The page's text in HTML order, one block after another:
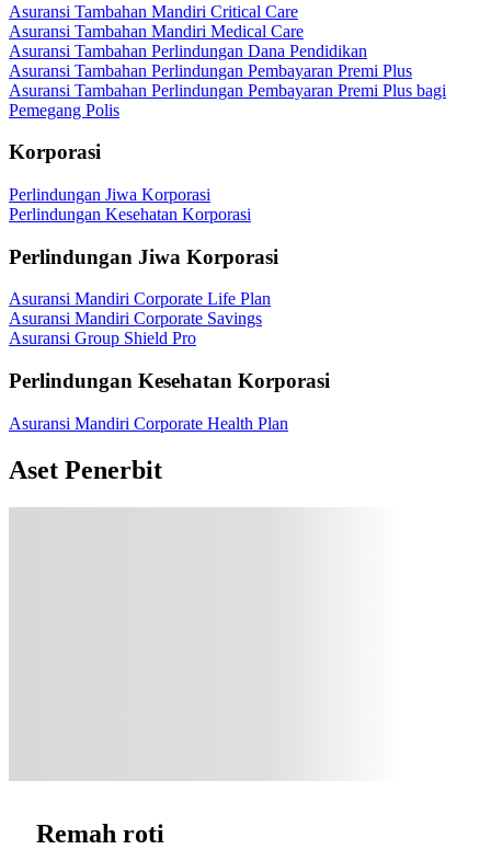
Asuransi Tambahan Mandiri Critical Care
Asuransi Tambahan Mandiri Medical Care
Asuransi Tambahan Perlindungan Dana Pendidikan
Asuransi Tambahan Perlindungan Pembayaran Premi Plus
Asuransi Tambahan Perlindungan Pembayaran Premi Plus bagi
Pemegang Polis
Korporasi
Perlindungan Jiwa Korporasi
Perlindungan Kesehatan Korporasi
Perlindungan Jiwa Korporasi
Asuransi Mandiri Corporate Life Plan
Asuransi Mandiri Corporate Savings
Asuransi Group Shield Pro
Perlindungan Kesehatan Korporasi
Asuransi Mandiri Corporate Health Plan
Aset Penerbit
Remah roti